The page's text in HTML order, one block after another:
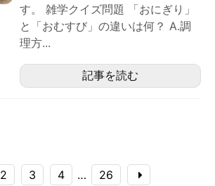
す。 雑学クイズ問題 「おにぎり」
と「おむすび」の違いは何？ A.調
理方...
記事を読む
2 3 4 … 26